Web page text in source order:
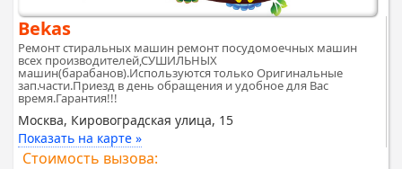
Bekas
Ремонт стиральных машин ремонт посудомоечных машин
всех производителей,СУШИЛЬНЫХ
машин(барабанов).Используются только Оригинальные
зап.части.Приезд в день обращения и удобное для Вас
время.Гарантия!!!
Москва, Кировоградская улица, 15
Показать на карте »
Стоимость вызова: